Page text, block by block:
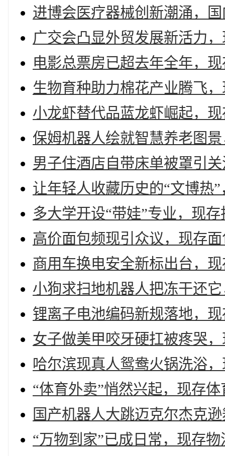
进博会医疗器械创新潮涌，
广交会凸显外贸发展新活力
电影总票房已超去年全年，
生物育种助力棉花产业腾飞
小龙虾替代品蓝龙虾崛起，
保姆机器人绘就智慧养老图
男子住酒店自带床单被罩引
让年轻人收藏历史的“文博热
多大学开设“带娃”专业，现
高价面包频现引众议，现存
商用车换电安全新标出台，
小狗求扫地机器人把冻干还
锂离子电池编码新规落地，
女子做美甲咬牙硬扛被疼哭
哈尔滨现真人鸳鸯火锅洗浴
“体育外卖”悄然兴起，现存
国产机器人大跳迈克尔杰克
“万物到家”已成日常，现存